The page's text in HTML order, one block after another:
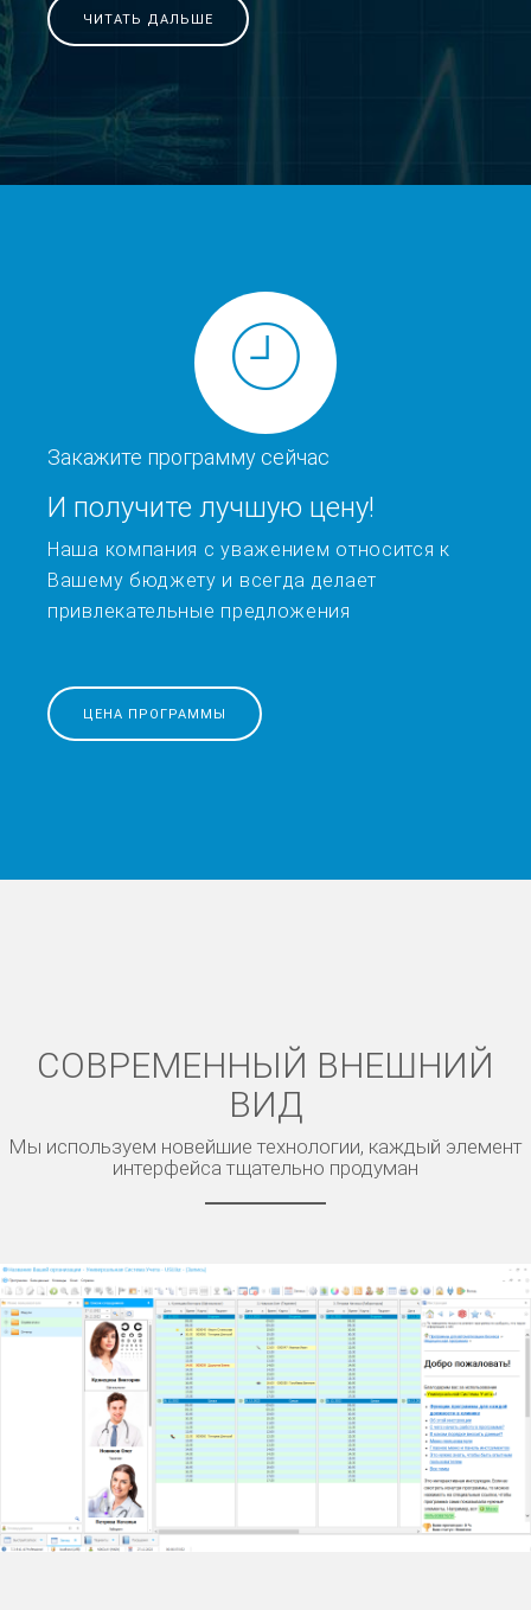
ЧИТАТЬ ДАЛЬШЕ
Закажите программу сейчас
И получите лучшую цену!
Наша компания с уважением относится к
Вашему бюджету и всегда делает
привлекательные предложения
ЦЕНА ПРОГРАММЫ
СОВРЕМЕННЫЙ ВНЕШНИЙ
ВИД
Мы используем новейшие технологии, каждый элемент
интерфейса тщательно продуман